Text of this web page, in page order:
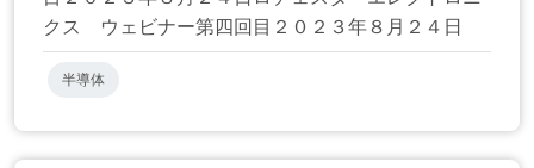
クス ウェビナー第四回目２０２３年８月２４日
半導体